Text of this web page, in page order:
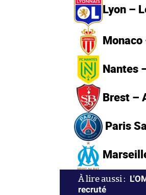
Lyon –
Nantes
Brest –
Paris
recruté